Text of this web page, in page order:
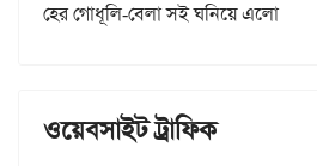
হের গোধূলি-বেলা সই ঘনিয়ে এলো
ওয়েবসাইট ট্রাফিক